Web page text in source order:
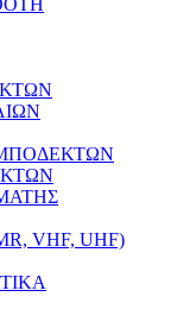
VHF, UHF)